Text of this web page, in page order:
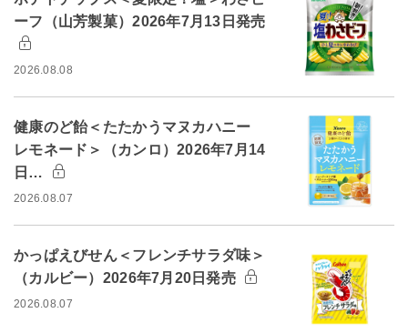
ーフ（山芳製菓）2026年7月13日発売
2026.08.08
健康のど飴＜たたかうマヌカハニー
レモネード＞（カンロ）2026年7月14
日…
2026.08.07
かっぱえびせん＜フレンチサラダ味＞
（カルビー）2026年7月20日発売
2026.08.07